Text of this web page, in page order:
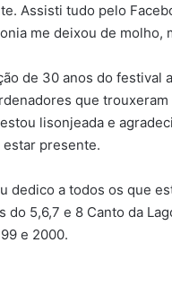
Assisti tudo pelo
me deixou de molho,
de 30 anos do festival
que
lisonjeada e
estar presente.
dedico a todos os que
do 5,6,7 e 8 Canto da
e 2000.